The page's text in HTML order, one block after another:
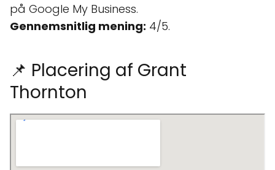
på Google My Business.
Gennemsnitlig mening: 4/5.
📌 Placering af Grant
Thornton